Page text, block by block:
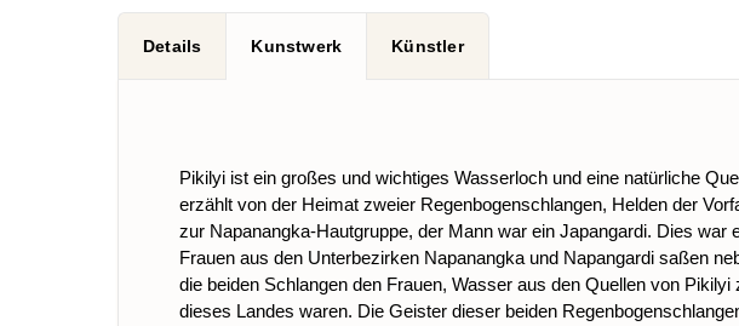
Details Kunstwerk Künstler
Pikilyi ist ein großes und wichtiges Wasserloch und eine natürliche
erzählt von der Heimat zweier Regenbogenschlangen, Helden der
zur Napanangka-Hautgruppe, der Mann war ein Japangardi. Dies
Frauen aus den Unterbezirken Napanangka und Napangardi saßen
die beiden Schlangen den Frauen, Wasser aus den Quellen von
dieses Landes waren. Die Geister dieser beiden